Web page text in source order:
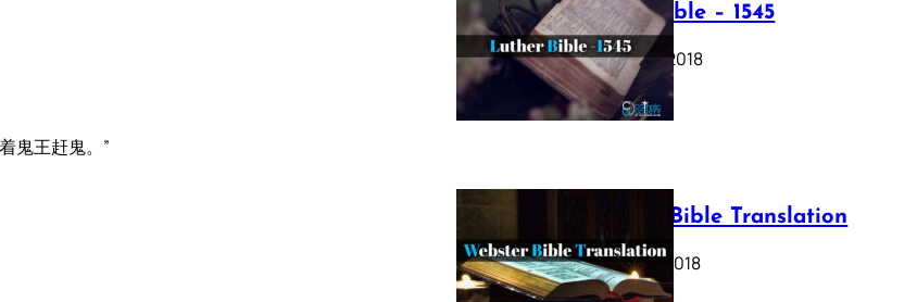
鬼王赶鬼。”
Luther Bible – 1545
October 17, 2018
Webster Bible Translation
October 11, 2018